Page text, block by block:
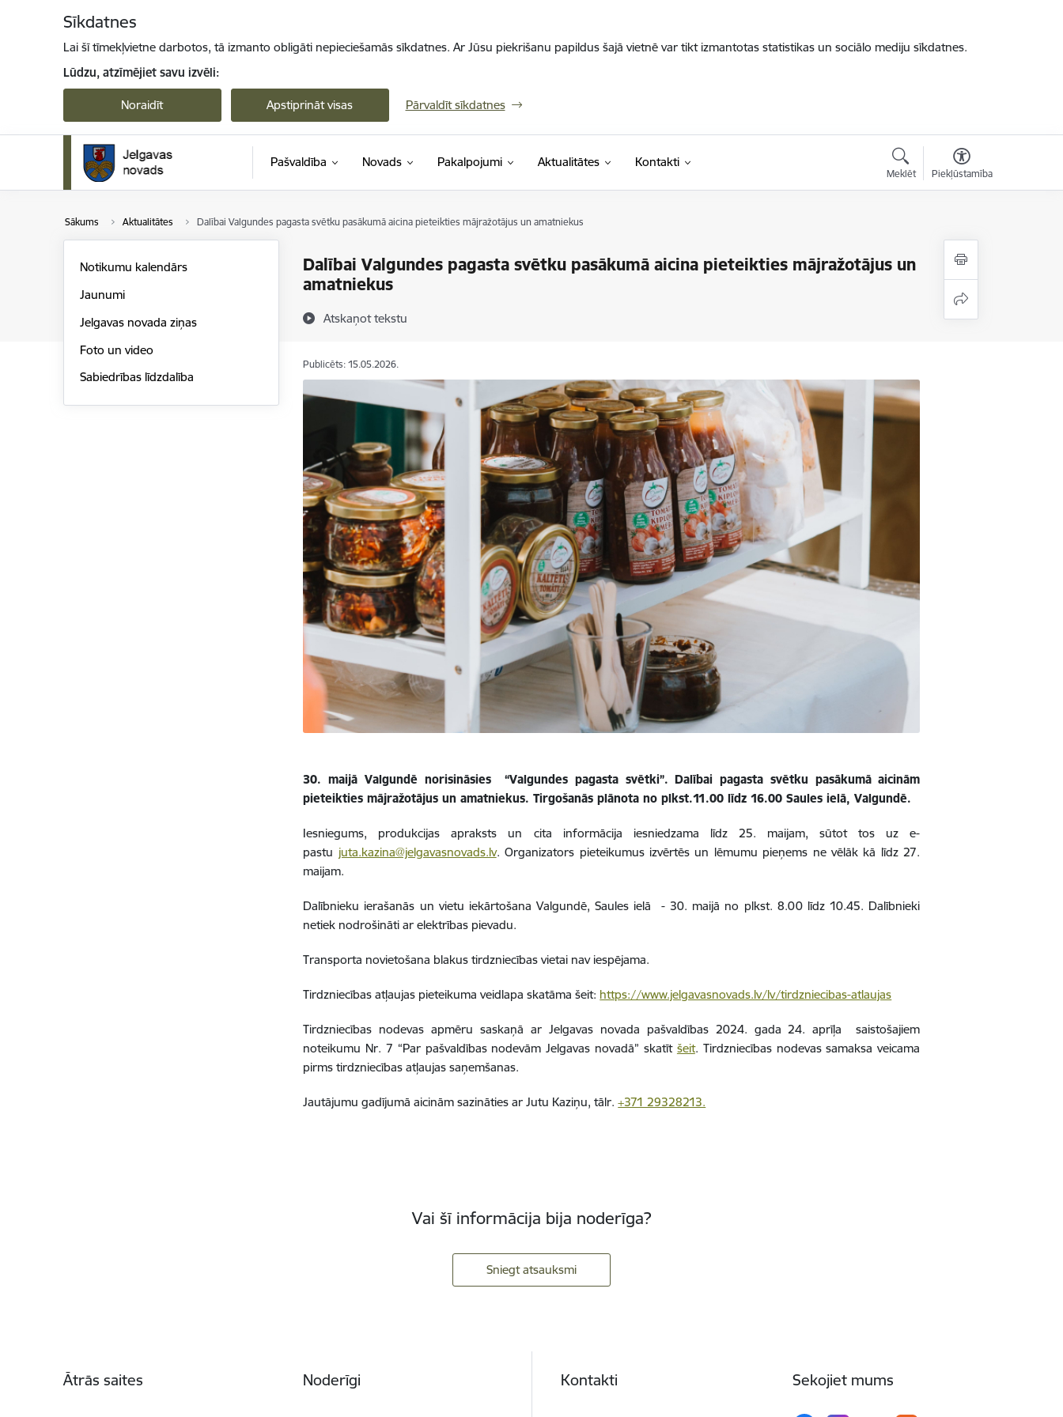
Sīkdatnes
Lai šī tīmekļvietne darbotos, tā izmanto obligāti nepieciešamās sīkdatnes. Ar Jūsu piekrišanu papildus šajā vietnē var tikt izmantotas statistikas un sociālo mediju sīkdatnes.
Lūdzu, atzīmējiet savu izvēli:
Noraidīt Apstiprināt visas Pārvaldīt sīkdatnes
Pašvaldība Novads Pakalpojumi Aktualitātes Kontakti
Meklēt Piekļūstamība
Sākums Aktualitātes Dalībai Valgundes pagasta svētku pasākumā aicina pieteikties mājražotājus un amatniekus
Dalībai Valgundes pagasta svētku pasākumā aicina pieteikties mājražotājus un
amatniekus
Atskaņot tekstu
Notikumu kalendārs
Jaunumi
Jelgavas novada ziņas
Foto un video
Sabiedrības līdzdalība
Publicēts: 15.05.2026.
30. maijā Valgundē norisināsies
“Valgundes pagasta svētki”. Dalībai pagasta svētku pasākumā aicinām
pieteikties mājražotājus un amatniekus. Tirgošanās plānota no plkst.11.00 līdz 16.00 Saules ielā, Valgundē.
Iesniegums, produkcijas apraksts un cita informācija iesniedzama līdz 25. maijam, sūtot tos uz e-
pastu juta.kazina@jelgavasnovads.lv. Organizators pieteikumus izvērtēs un lēmumu pieņems ne vēlāk kā līdz 27.
maijam.
Dalībnieku ierašanās un vietu iekārtošana Valgundē, Saules ielā
- 30. maijā no plkst. 8.00 līdz 10.45. Dalībnieki
netiek nodrošināti ar elektrības pievadu.
Transporta novietošana blakus tirdzniecības vietai nav iespējama.
Tirdzniecības atļaujas pieteikuma veidlapa skatāma šeit: https://www.jelgavasnovads.lv/lv/tirdzniecibas-atlaujas
Tirdzniecības nodevas apmēru saskaņā ar Jelgavas novada pašvaldības 2024. gada 24. aprīļa saistošajiem
noteikumu Nr. 7 “Par pašvaldības nodevām Jelgavas novadā” skatīt šeit. Tirdzniecības nodevas samaksa veicama
pirms tirdzniecības atļaujas saņemšanas.
Jautājumu gadījumā aicinām sazināties ar Jutu Kaziņu, tālr.+371 29328213.
Vai šī informācija bija noderīga?
Sniegt atsauksmi
Ātrās saites Noderīgi Kontakti Sekojiet mums